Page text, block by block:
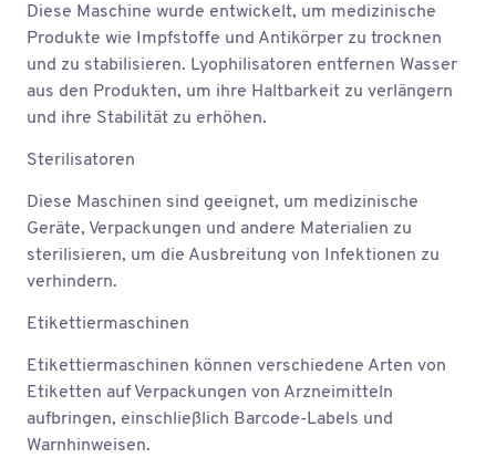
Diese Maschine wurde entwickelt, um medizinische
Produkte wie Impfstoffe und Antikörper zu trocknen
und zu stabilisieren. Lyophilisatoren entfernen Wasser
aus den Produkten, um ihre Haltbarkeit zu verlängern
und ihre Stabilität zu erhöhen.
Sterilisatoren
Diese Maschinen sind geeignet, um medizinische
Geräte, Verpackungen und andere Materialien zu
sterilisieren, um die Ausbreitung von Infektionen zu
verhindern.
Etikettiermaschinen
Etikettiermaschinen können verschiedene Arten von
Etiketten auf Verpackungen von Arzneimitteln
aufbringen, einschließlich Barcode-Labels und
Warnhinweisen.